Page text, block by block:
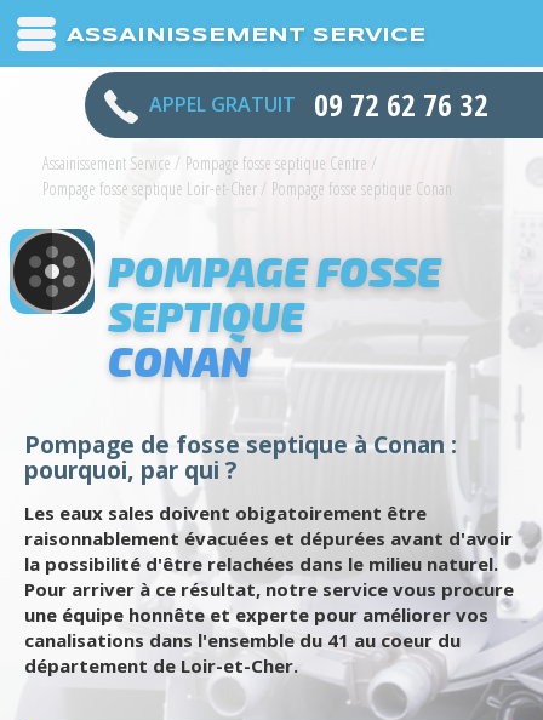
ASSAINISSEMENT SERVICE
APPEL GRATUIT 09 72 62 76 32
Assainissement Service / Pompage fosse septique Centre /
Pompage fosse septique Loir-et-Cher/ Pompage fosse septique Conan
POMPAGE FOSSE
SEPTIQUE
CONAN
Pompage de fosse septique à Conan :
pourquoi, par qui ?
Les eaux sales doivent obigatoirement être
raisonnablement évacuées et dépurées avant d'avoir
la possibilité d'être relachées dans le milieu naturel.
Pour arriver à ce résultat, notre service vous procure
une équipe honnête et experte pour améliorer vos
canalisations dans l'ensemble du 41 au coeur du
département de Loir-et-Cher.